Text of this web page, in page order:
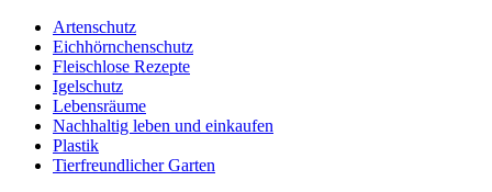
Artenschutz
Eichhörnchenschutz
Fleischlose Rezepte
Igelschutz
Lebensräume
Nachhaltig leben und einkaufen
Plastik
Tierfreundlicher Garten